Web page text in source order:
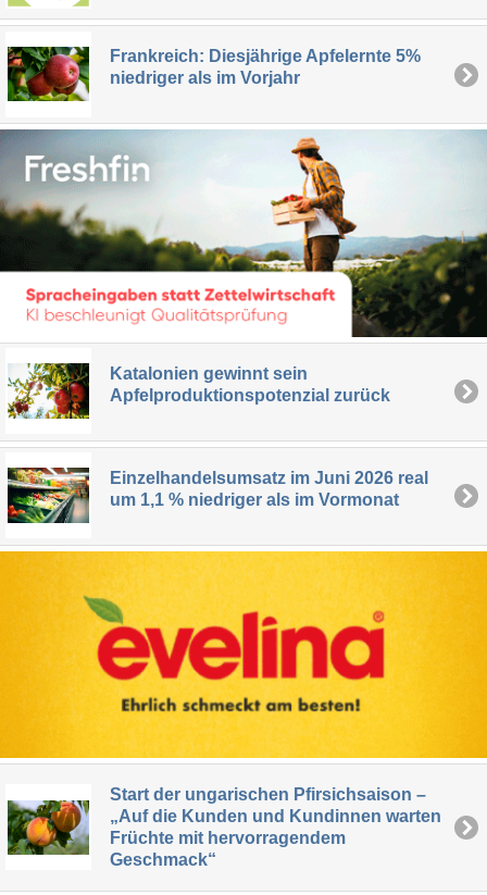
Frankreich: Diesjährige Apfelernte 5%
niedriger als im Vorjahr
Katalonien gewinnt sein
Apfelproduktionspotenzial zurück
Einzelhandelsumsatz im Juni 2026 real
um 1,1 % niedriger als im Vormonat
Start der ungarischen Pfirsichsaison –
„Auf die Kunden und Kundinnen warten
Früchte mit hervorragendem
Geschmack“